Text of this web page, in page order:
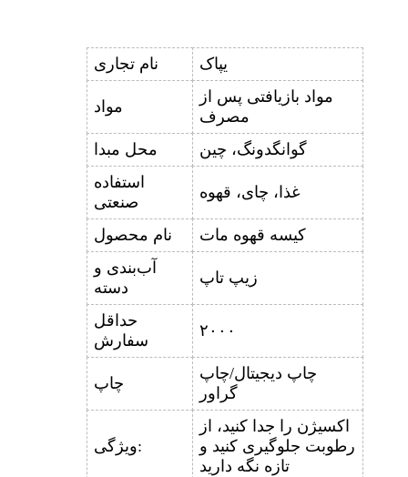
نام تجاری یپاک
مواد
مواد بازیافتی پس از
مصرف
محل مبدا
گوانگدونگ، چین
استفاده
صنعتی
غذا، چای، قهوه
نام محصول
کیسه قهوه مات
آب‌بندی و
دسته
زیپ تاپ
حداقل
سفارش
۲۰۰۰
چاپ
چاپ دیجیتال/چاپ
گراور
ویژگی:
اکسیژن را جدا کنید، از
رطوبت جلوگیری کنید و
تازه نگه دارید